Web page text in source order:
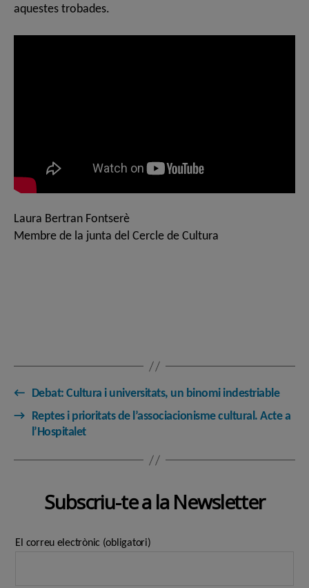
aquestes trobades.
Laura Bertran Fontserè
Membre de la junta del Cercle de Cultura
←
Debat: Cultura i universitats, un binomi indestriable
→
Reptes i prioritats de l’associacionisme cultural. Acte a
l’Hospitalet
Subscriu-te a la Newsletter
El correu electrònic (obligatori)